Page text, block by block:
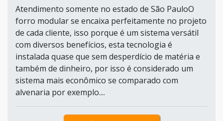
Atendimento somente no estado de São PauloO
forro modular se encaixa perfeitamente no projeto
de cada cliente, isso porque é um sistema versátil
com diversos benefícios, esta tecnologia é
instalada quase que sem desperdício de matéria e
também de dinheiro, por isso é considerado um
sistema mais econômico se comparado com
alvenaria por exemplo....